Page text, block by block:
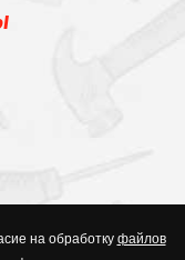
на обработку файлов